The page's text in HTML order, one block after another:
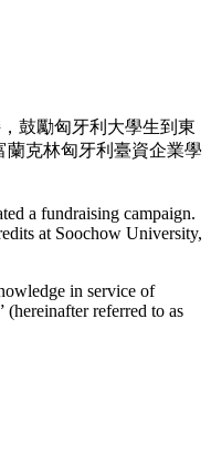
鼓勵匈牙利大學生到東
蘭克林匈牙利臺資企業學
a fundraising campaign.
at Soochow University,
in service of
referred to as